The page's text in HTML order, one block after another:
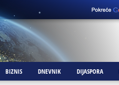
BIZNIS DNEVNIK DIJASPORA